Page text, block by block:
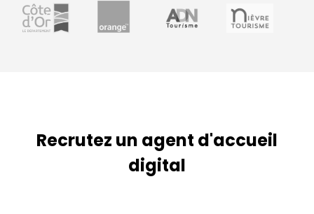
Recrutez un agent d'accueil
digital